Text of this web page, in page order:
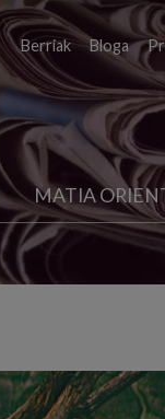
Berriak Bloga
MATIA